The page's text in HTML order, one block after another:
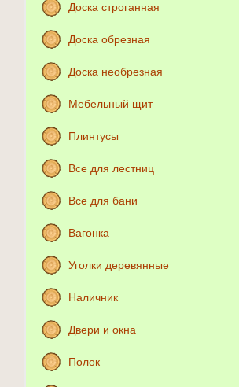
Доска строганная
Доска обрезная
Доска необрезная
Мебельный щит
Плинтусы
Все для лестниц
Все для бани
Вагонка
Уголки деревянные
Наличник
Двери и окна
Полок